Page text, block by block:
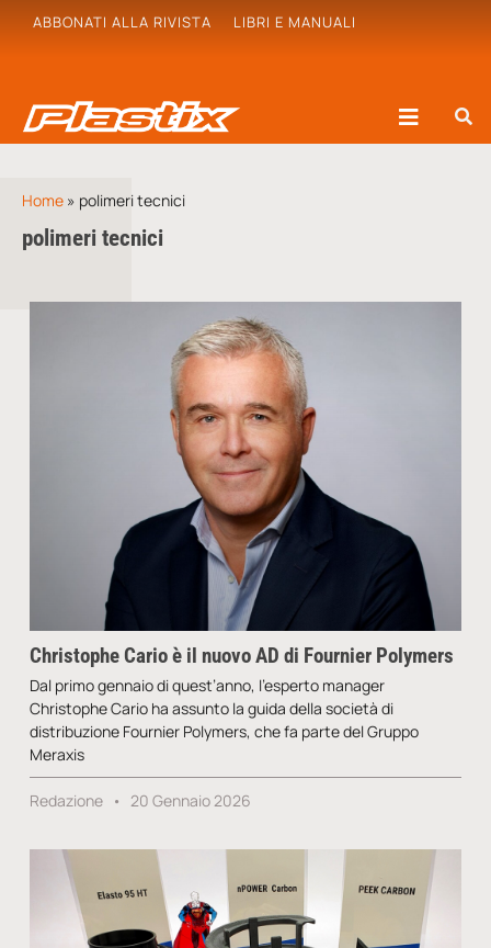
ABBONATI ALLA RIVISTA LIBRI E MANUALI
Home » polimeri tecnici
polimeri tecnici
Christophe Cario è il nuovo AD di Fournier Polymers
Dal primo gennaio di quest’anno, l’esperto manager
Christophe Cario ha assunto la guida della società di
distribuzione Fournier Polymers, che fa parte del Gruppo
Meraxis
Redazione 20 Gennaio 2026